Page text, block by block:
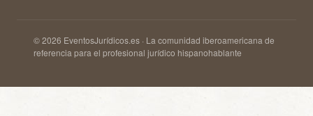
© 2026 EventosJurídicos.es · La comunidad iberoamericana de
referencia para el profesional jurídico hispanohablante